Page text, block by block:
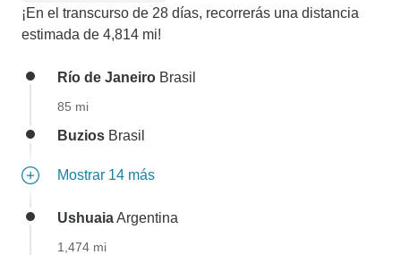
¡En el transcurso de 28 días, recorrerás una distancia
estimada de 4,814 mi!
Río de Janeiro Brasil
85 mi
Buzios Brasil
Mostrar 14 más
UshuaiaArgentina
1,474 mi